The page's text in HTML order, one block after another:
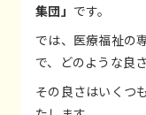
集団」 です。
では、医療福祉の
で、どのような良
その良さはいくつ